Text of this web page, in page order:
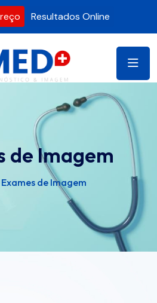
Resultados Online
de Imagem
Exames de Imagem